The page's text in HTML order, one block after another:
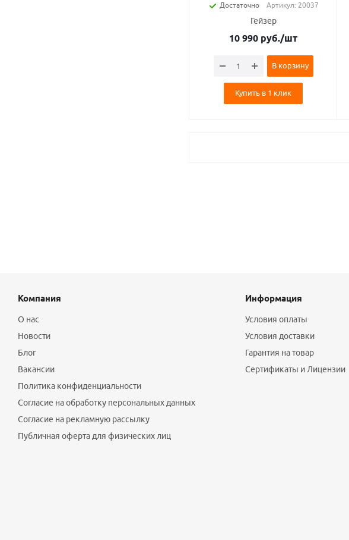
Достаточно Артикул: 20037
Гейзер
10 990 руб./шт
В корзину
Купить в 1 клик
Компания
О нас
Новости
Блог
Вакансии
Политика конфиденциальности
Согласие на обработку персональных данных
Согласие на рекламную рассылку
Публичная оферта для физических лиц
Информация
Условия оплаты
Условия доставки
Гарантия на товар
Сертификаты и Лицензии